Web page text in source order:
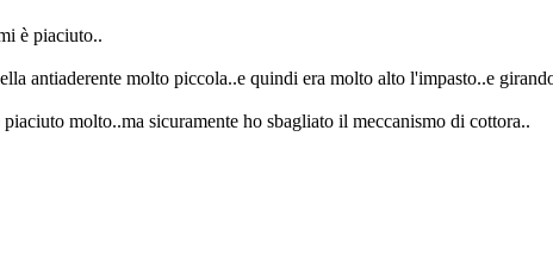
è piaciuto..
antiaderente molto piccola..e quindi era molto alto l'impasto..e
molto..ma sicuramente ho sbagliato il meccanismo di cottora..